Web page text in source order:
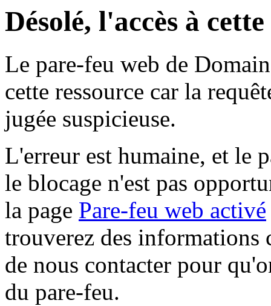
Désolé, l'accès à
Le pare-feu web de
cette ressource car la
jugée suspicieuse.
L'erreur est humaine, et le
le blocage n'est pas
la page Pare-feu web activé
trouverez des informations
de nous contacter pour
du pare-feu.